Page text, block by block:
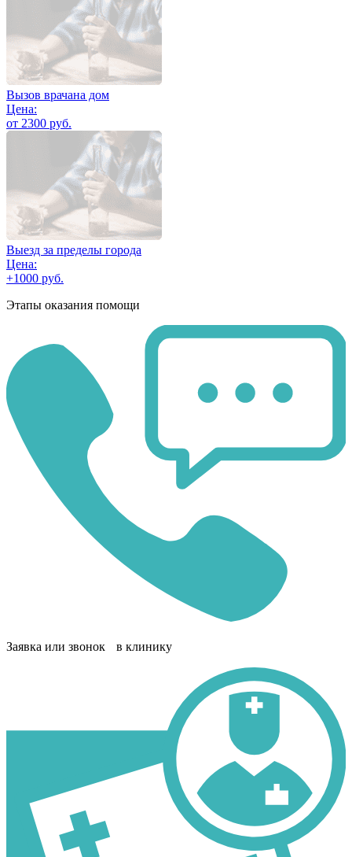
Вызов врачана дом
Цена:
от 2300 руб.
Выезд за пределы города
Цена:
+1000 руб.
Этапы оказания помощи
Заявка или звонок в клинику